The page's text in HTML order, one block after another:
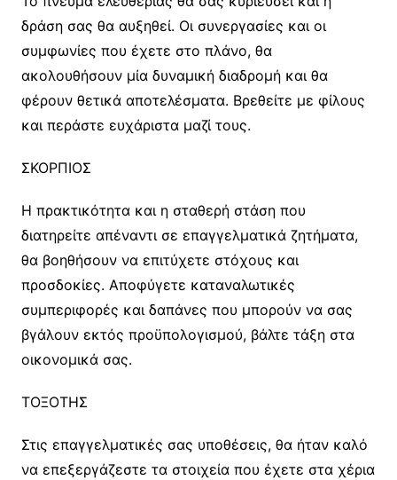
δράση σας θα αυξηθεί. Οι συνεργασίες και οι
συμφωνίες που έχετε στο πλάνο, θα
ακολουθήσουν μία δυναμική διαδρομή και θα
φέρουν θετικά αποτελέσματα. Βρεθείτε με φίλους
και περάστε ευχάριστα μαζί τους.
ΣΚΟΡΠΙΟΣ
Η πρακτικότητα και η σταθερή στάση που
διατηρείτε απέναντι σε επαγγελματικά ζητήματα,
θα βοηθήσουν να επιτύχετε στόχους και
προσδοκίες. Αποφύγετε καταναλωτικές
συμπεριφορές και δαπάνες που μπορούν να σας
βγάλουν εκτός προϋπολογισμού, βάλτε τάξη στα
οικονομικά σας.
ΤΟΞΟΤΗΣ
Στις επαγγελματικές σας υποθέσεις, θα ήταν καλό
να επεξεργάζεστε τα στοιχεία που έχετε στα χέρια